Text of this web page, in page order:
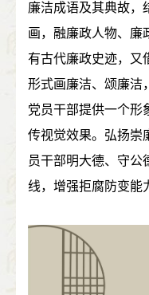
廉洁成语及其典故，
画，融廉政人物、廉
有古代廉政史迹，又
形式画廉洁、颂廉洁
党员干部提供一个形
传视觉效果。弘扬崇
员干部明大德、守公
线，增强拒腐防变能